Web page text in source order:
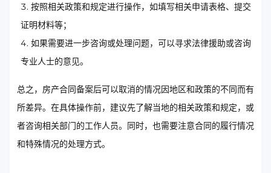
按照相关政策和规定进行操作，如填写相关申请表格、提交
证明材料等；
如果需要进一步咨询或处理问题，可以寻求法律援助或咨询
专业人士的意见。
总之，房产合同备案后可以取消的情况因地区和政策的不同而有
所差异。在具体操作前，建议先了解当地的相关政策和规定，或
者咨询相关部门的工作人员。同时，也需要注意合同的履行情况
和特殊情况的处理方式。